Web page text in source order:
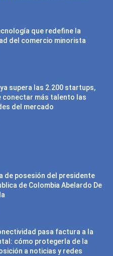
que redefine la
del comercio minorista
supera las 2.200 startups,
conectar más talento las
del mercado
de posesión del presidente
de Colombia Abelardo De
pasa factura a la
cómo protegerla de la
a noticias y redes